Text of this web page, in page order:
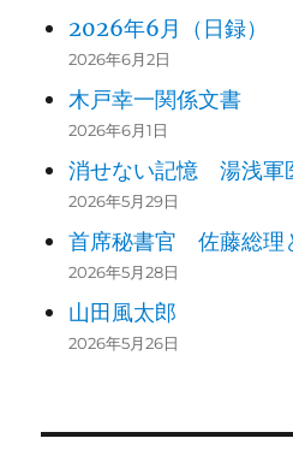
2026年6月（日録）
2026年6月2日
木戸幸一関係文書
2026年6月1日
消せない記憶 湯浅軍
2026年5月29日
首席秘書官 佐藤総理
2026年5月28日
山田風太郎
2026年5月26日